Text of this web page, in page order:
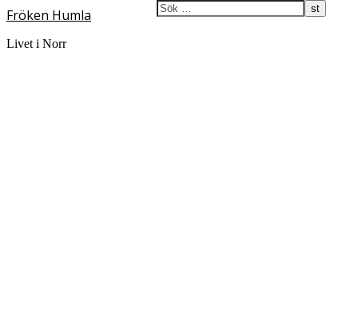
Fröken Humla
Livet i Norr